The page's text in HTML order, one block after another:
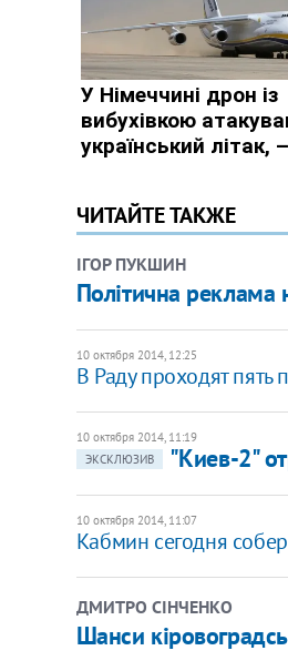
ЧИТАЙТЕ ТАКЖЕ
ІГОР ПУКШИН
Політична реклама
10 октября 2014, 12:25
В Раду проходят пять
10 октября 2014, 11:19
ЭКСКЛЮЗИВ
"Киев-2"
10 октября 2014, 11:07
Кабмин сегодня
ДМИТРО СІНЧЕНКО
Шанси